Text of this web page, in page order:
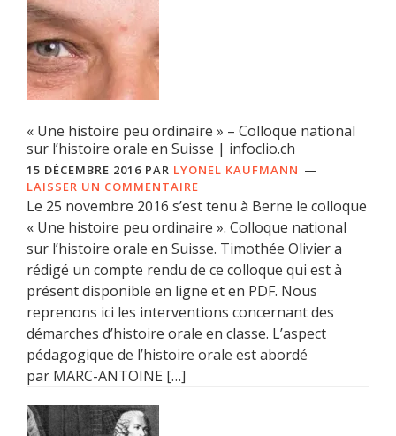
« Une histoire peu ordinaire » – Colloque national
sur l’histoire orale en Suisse | infoclio.ch
15 DÉCEMBRE 2016 PAR LYONEL KAUFMANN
LAISSER UN COMMENTAIRE
Le 25 novembre 2016 s’est tenu à Berne le colloque
« Une histoire peu ordinaire ». Colloque national
sur l’histoire orale en Suisse. Timothée Olivier a
rédigé un compte rendu de ce colloque qui est à
présent disponible en ligne et en PDF. Nous
reprenons ici les interventions concernant des
démarches d’histoire orale en classe. L’aspect
pédagogique de l’histoire orale est abordé
par MARC-ANTOINE […]